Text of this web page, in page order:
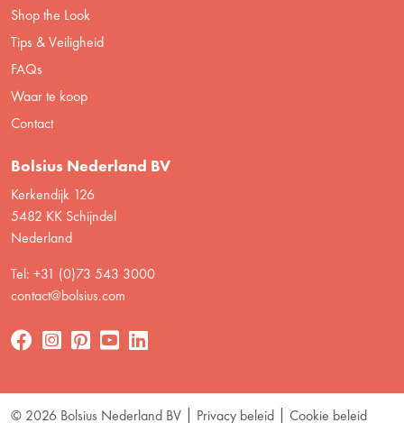
Shop the Look
Tips & Veiligheid
FAQs
Waar te koop
Contact
Bolsius Nederland BV
Kerkendijk 126
5482 KK Schijndel
Nederland
Tel: +31 (0)73 543 3000
contact@bolsius.com
© 2026 Bolsius Nederland BV Privacy beleid Cookie beleid